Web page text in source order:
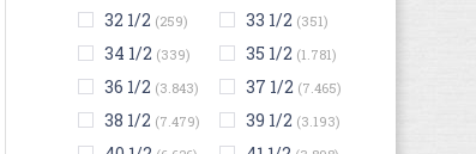
32 1/2 (259) 33 1/2 (351)
34 1/2 (339) 35 1/2 (1.781)
36 1/2 (3.843) 37 1/2 (7.465)
38 1/2 (7.479) 39 1/2 (3.193)